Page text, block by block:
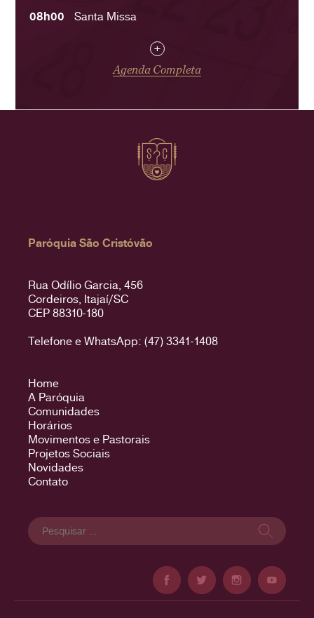
08h00
Santa Missa
+
Agenda Completa
Paróquia São Cristóvão
Rua Odílio Garcia, 456
Cordeiros, Itajaí/SC
CEP 88310-180
Telefone e WhatsApp: (47) 3341-1408
Home
A Paróquia
Comunidades
Horários
Movimentos e Pastorais
Projetos Sociais
Novidades
Contato
Pesquisar
por: